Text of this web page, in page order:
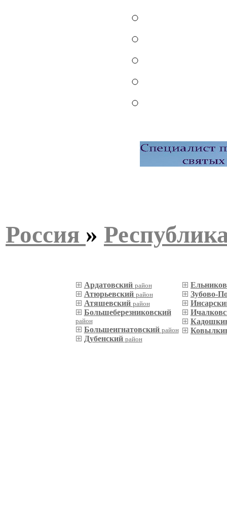
Россия »
Ардатовский район
Атюрьевский район
Атяшевский район
Большеберезниковский
район
Большеигнатовский район
Дубенский район
Зубово-